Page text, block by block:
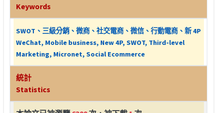
Keywords
SWOT、三級分銷、微商、社交電商、微信、行動電商、新 4P
WeChat, Mobile business, New 4P, SWOT, Third-level
Marketing, Micronet, Social Ecommerce
統計
Statistics